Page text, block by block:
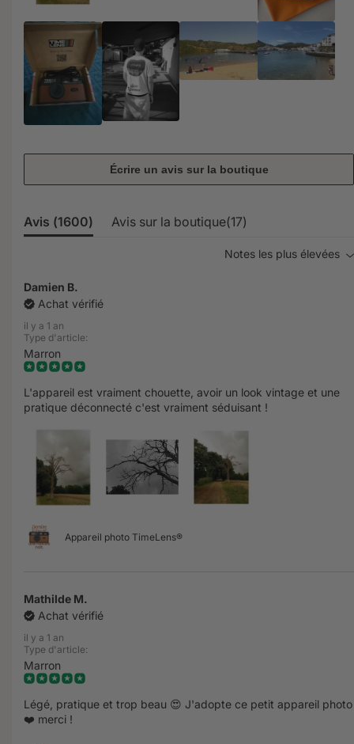
Écrire un avis sur la boutique
Avis (1600) Avis sur la boutique(17)
Notes les plus élevées
Damien B.
Achat vérifié
il y a 1 an
Type d'article:
Marron
L'appareil est vraiment chouette, avoir un look vintage et une
pratique déconnecté c'est vraiment séduisant !
Appareil photo TimeLens®
Mathilde M.
Achat vérifié
il y a 1 an
Type d'article:
Marron
Légé, pratique et trop beau 😍 J'adopte ce petit appareil photo
❤️ merci !